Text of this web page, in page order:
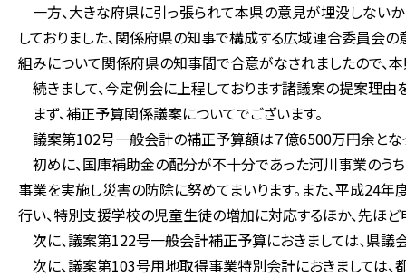
一方、大きな府県に引っ張られて本県の意見が埋没しない
しておりました、関係府県の知事で構成する広域連合委員会
組みについて関係府県の知事間で合意がなされましたので、
続きまして、今定例会に上程しております諸議案の提案理由
まず、補正予算関係議案についてでございます。
議案第102号一般会計の補正予算額は７億6500万円余とな
初めに、国庫補助金の配分が不十分であった河川事業のう
事業を実施し災害の防除に努めてまいります。また、平成
行い、特別支援学校の児童生徒の増加に対応するほか、先ほ
次に、議案第122号一般会計補正予算におきましては、県
次に、議案第103号用地取得事業特別会計におきましては